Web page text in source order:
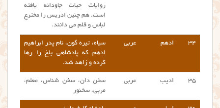
روایات حیات جاودانه یافته
است. هم چنین ادریس را مخترع
لباس و قلم می دانند.
۳۴ ادهم عربی
سیاه، تیره گون، نام پدر ابراهیم
ادهم که پادشاهی بلخ را رها
کرده و زاهد شد.
۳۵ ادیب عربی
سخن دان، سخن شناس، معلم،
مربی، سخنور